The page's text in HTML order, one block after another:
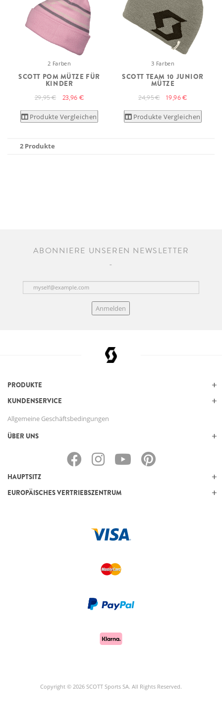
2 Farben
SCOTT POM MÜTZE FÜR
KINDER
29,95 € 23,96 €
Produkte Vergleichen
3 Farben
SCOTT TEAM 10 JUNIOR
MÜTZE
24,95 € 19,96 €
Produkte Vergleichen
2 Produkte
ABONNIERE UNSEREN NEWSLETTER
Anmelden
PRODUKTE
KUNDENSERVICE
Allgemeine Geschäftsbedingungen
ÜBER UNS
HAUPTSITZ
EUROPÄISCHES VERTRIEBSZENTRUM
Copyright © 2026 SCOTT Sports SA. All Rights Reserved.